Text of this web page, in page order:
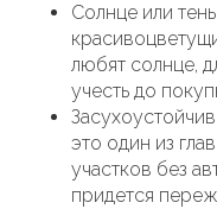
Солнце или
любят солнце,
учесть до
это один из
участков без
придется